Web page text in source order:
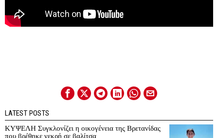
LATEST POSTS
ΚΥΨΕΛΗ Συγκλονίζει η οικογένεια της Βρετανίδας
που βρέθηκε νεκρή σε βαλίτσα